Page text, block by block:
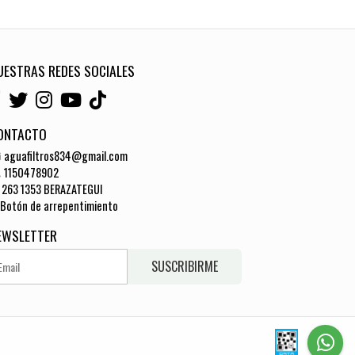
REDES SOCIALES
aguafiltros834@gmail.com
1150478902
263 1353 BERAZATEGUI
Botón de arrepentimiento
SUSCRIBIRME